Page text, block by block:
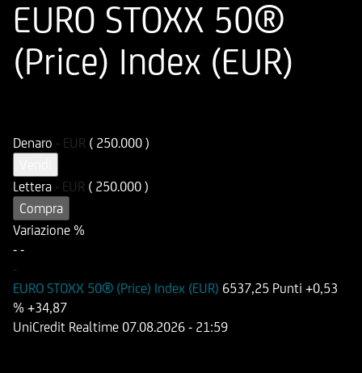
EURO STOXX 50®
(Price) Index (EUR)
Denaro - EUR ( 250.000 )
Lettera - EUR ( 250.000 )
Compra
Variazione %
- -
-
EURO STOXX 50® (Price) Index (EUR) 6537,25 Punti +0,53
% +34,87
UniCredit Realtime 07.08.2026 - 21:59